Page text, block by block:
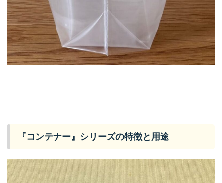
『コンテナー』シリーズの特徴と用途